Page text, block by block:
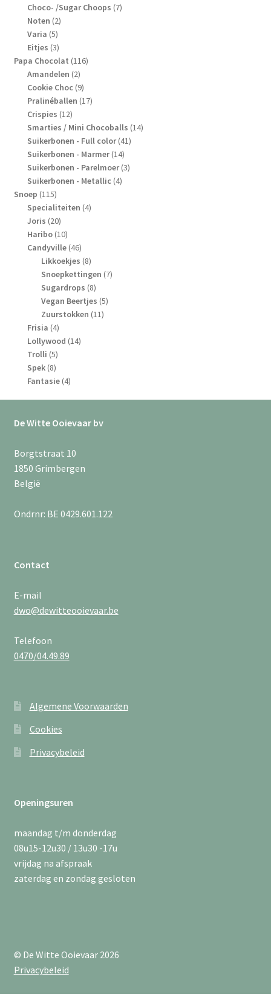
producten
Choco- /Sugar Choops 77
Noten 22
Varia 55
producten
Eitjes 33
producten
Papa Chocolat 116116
Amandelen 22
producten
Cookie Choc 99
producten
Pralinéballen 1717
Crispies 1212
producten
Smarties / Mini Chocoballs 1414
Suikerbonen - Full color 4141
Suikerbonen - Marmer 1414
producten
Suikerbonen - Parelmoer 33
Suikerbonen - Metallic 44
Snoep 115115
producten
Specialiteiten 44
Joris 2020
producten
Haribo 1010
producten
Candyville 4646
producten
Likkoekjes 88
producten
Snoepkettingen 77
Sugardrops 88
producten
Vegan Beertjes 55
Zuurstokken 1111
Frisia 44
producten
Lollywood 1414
Trolli 55
producten
Spek 88
producten
Fantasie 44
De Witte Ooievaar bv
Borgtstraat 10
1850 Grimbergen
België
Ondrnr: BE 0429.601.122
Contact
E-mail
dwo@dewitteooievaar.be
Telefoon
0470/04.49.89
Algemene Voorwaarden
Cookies
Privacybeleid
Openingsuren
maandag t/m donderdag
08u15-12u30 / 13u30 -17u
vrijdag na afspraak
zaterdag en zondag gesloten
© De Witte Ooievaar 2026
Privacybeleid